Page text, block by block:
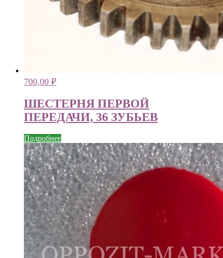
700,00 ₽
ШЕСТЕРНЯ ПЕРВОЙ
ПЕРЕДАЧИ, 36 ЗУБЬЕВ
Подробнее